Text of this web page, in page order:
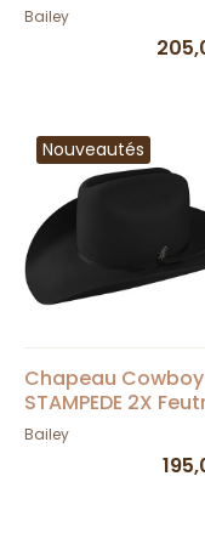
Bailey
Bailey
Nouveautés
Chapeau Cowboy
STAMPEDE 2X
Laine Noir - Bailey
Bailey